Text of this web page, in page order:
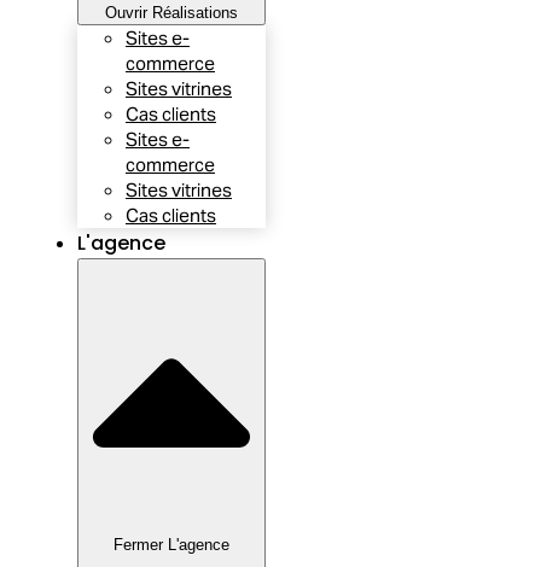
Ouvrir Réalisations
Sites e-
commerce
Sites vitrines
Cas clients
Sites e-
commerce
Sites vitrines
Cas clients
L'agence
Fermer L'agence